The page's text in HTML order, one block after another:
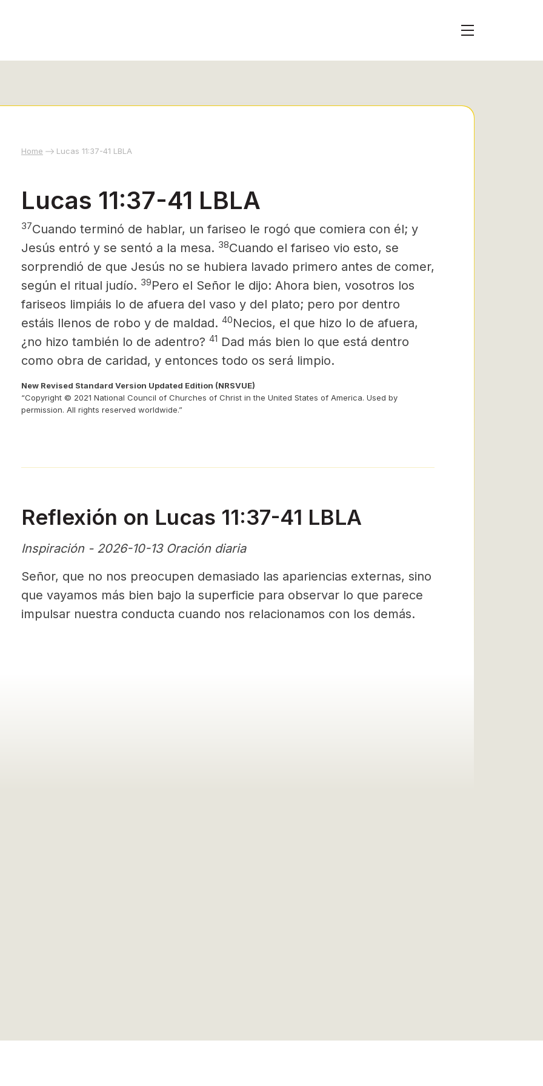
Home Lucas 11:37-41 LBLA
Lucas 11:37-41 LBLA
37Cuando terminó de hablar, un fariseo le rogó que comiera con él; y
Jesús entró y se sentó a la mesa. 38Cuando el fariseo vio esto, se
sorprendió de que Jesús no se hubiera lavado primero antes de comer,
según el ritual judío. 39Pero el Señor le dijo: Ahora bien, vosotros los
fariseos limpiáis lo de afuera del vaso y del plato; pero por dentro
estáis llenos de robo y de maldad. 40Necios, el que hizo lo de afuera,
¿no hizo también lo de adentro? 41 Dad más bien lo que está dentro
como obra de caridad, y entonces todo os será limpio.
New Revised Standard Version Updated Edition (NRSVUE)
“Copyright © 2021 National Council of Churches of Christ in the United States of America. Used by
permission. All rights reserved worldwide.”
Reflexión on Lucas 11:37-41 LBLA
Inspiración - 2026-10-13 Oración diaria
Señor, que no nos preocupen demasiado las apariencias externas, sino
que vayamos más bien bajo la superficie para observar lo que parece
impulsar nuestra conducta cuando nos relacionamos con los demás.